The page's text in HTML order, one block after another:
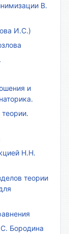
В.
И.С.)
и
Н.Н.
теории
Бородина